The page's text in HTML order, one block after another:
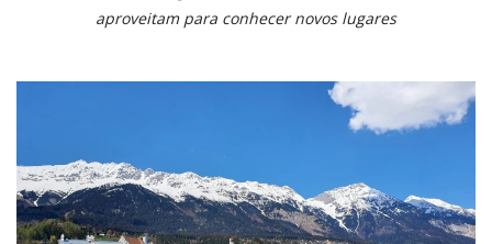
aproveitam para conhecer novos lugares